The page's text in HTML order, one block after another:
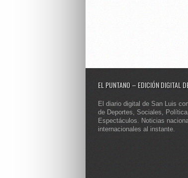
EL PUNTANO – EDICIÓN DIGITAL
El diario digital de San Luis
de Deportes, Sociales,
Espectáculos. Noticias
internacionales al instante.